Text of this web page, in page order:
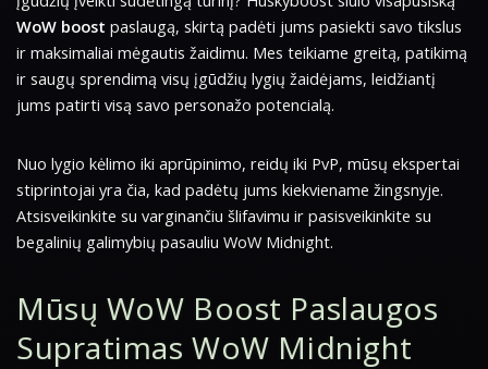
WoW boost paslaugą, skirtą padėti jums pasiekti savo tikslus
ir maksimaliai mėgautis žaidimu. Mes teikiame greitą, patikimą
ir saugų sprendimą visų įgūdžių lygių žaidėjams, leidžiantį
jums patirti visą savo personažo potencialą.
Nuo lygio kėlimo iki aprūpinimo, reidų iki PvP, mūsų ekspertai
stiprintojai yra čia, kad padėtų jums kiekviename žingsnyje.
Atsisveikinkite su varginančiu šlifavimu ir pasisveikinkite su
begalinių galimybių pasauliu WoW Midnight.
Mūsų WoW Boost Paslaugos
Supratimas WoW Midnight